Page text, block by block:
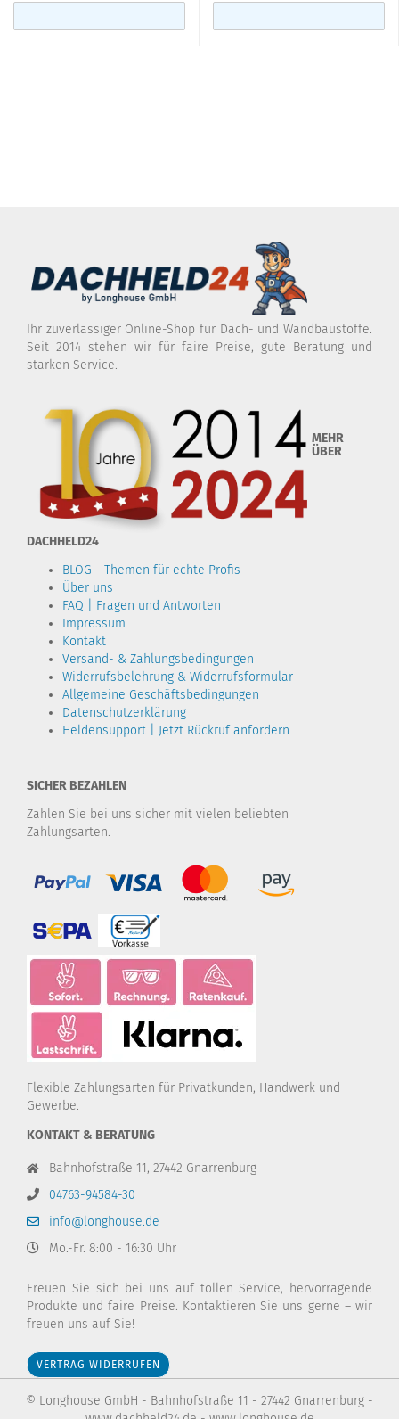
Diese Webseite verwendet Cookies und andere
Technologien
Ihr zuverlässiger Online-Shop für Dach- und Wandbaustoffe.
Seit 2014 stehen wir für faire Preise, gute Beratung und
starken Service.
MEHR
ÜBER
DACHHELD24
BLOG - Themen für echte Profis
Über uns
FAQ | Fragen und Antworten
Impressum
Kontakt
Versand- & Zahlungsbedingungen
Widerrufsbelehrung & Widerrufsformular
Allgemeine Geschäftsbedingungen
Datenschutzerklärung
Heldensupport | Jetzt Rückruf anfordern
SICHER BEZAHLEN
Zahlen Sie bei uns sicher mit vielen beliebten
Zahlungsarten.
Flexible Zahlungsarten für Privatkunden, Handwerk und
Gewerbe.
KONTAKT & BERATUNG
Bahnhofstraße 11, 27442 Gnarrenburg
04763-94584-30
info@longhouse.de
Mo.-Fr. 8:00 - 16:30 Uhr
Freuen Sie sich bei uns auf tollen Service, hervorragende
Produkte und faire Preise. Kontaktieren Sie uns gerne – wir
freuen uns auf Sie!
VERTRAG WIDERRUFEN
© Longhouse GmbH - Bahnhofstraße 11 - 27442 Gnarrenburg -